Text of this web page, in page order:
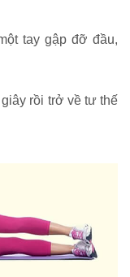
tay gập đỡ đầu,
rồi trở về tư thế